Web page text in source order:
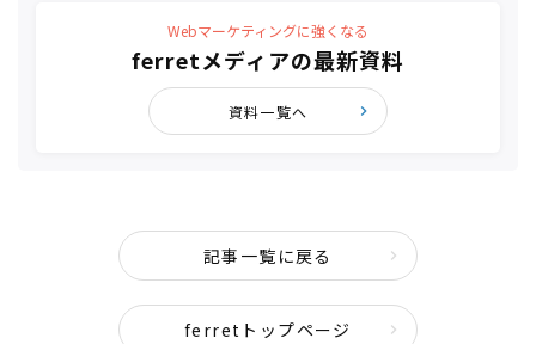
Webマーケティングに強くなる
ferretメディアの最新資料
資料一覧へ
記事一覧に戻る
ferretトップページ